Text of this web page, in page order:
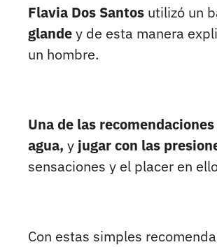
Flavia Dos Santos utilizó un
glandey de esta manera
un hombre.
Una de las
agua, y jugar con las
sensaciones y el placer en
Con estas simples